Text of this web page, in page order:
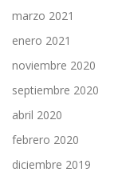
marzo 2021
enero 2021
noviembre 2020
septiembre 2020
abril 2020
febrero 2020
diciembre 2019